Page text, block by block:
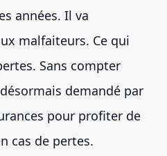
années. Il va
malfaiteurs. Ce qui
Sans compter
demandé par
pour profiter de
cas de pertes.